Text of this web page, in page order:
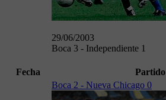
29/06/2003
Boca 3 - Independiente 1
Fecha Partido
Boca 2 - Nueva Chicago 0